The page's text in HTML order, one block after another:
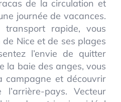
de la circulation et
journée de vacances.
rapide, vous
Nice et de ses plages
l’envie de quitter
la baie des anges, vous
campagne et découvrir
pays. Vecteur